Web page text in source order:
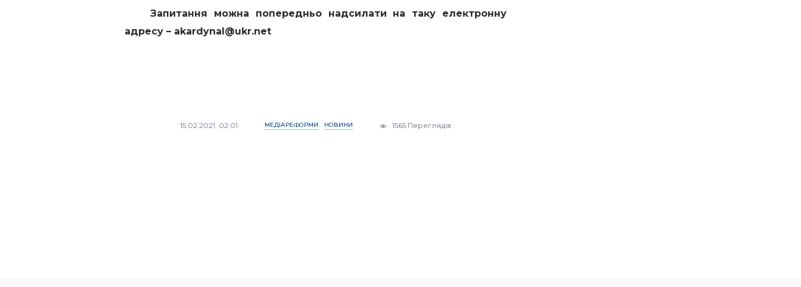
Запитання можна попередньо надсилати на таку електронну
адресу – akardynal@ukr.net
15.02.2021, 02:01 МЕДІАРЕФОРМИ НОВИНИ 1565 Переглядів